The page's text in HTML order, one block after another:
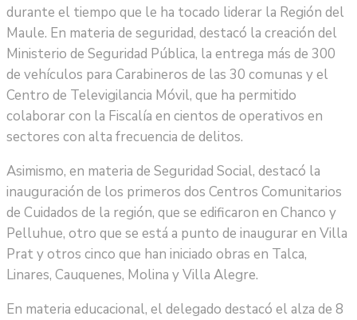
durante el tiempo que le ha tocado liderar la Región del
Maule. En materia de seguridad, destacó la creación del
Ministerio de Seguridad Pública, la entrega más de 300
de vehículos para Carabineros de las 30 comunas y el
Centro de Televigilancia Móvil, que ha permitido
colaborar con la Fiscalía en cientos de operativos en
sectores con alta frecuencia de delitos.
Asimismo, en materia de Seguridad Social, destacó la
inauguración de los primeros dos Centros Comunitarios
de Cuidados de la región, que se edificaron en Chanco y
Pelluhue, otro que se está a punto de inaugurar en Villa
Prat y otros cinco que han iniciado obras en Talca,
Linares, Cauquenes, Molina y Villa Alegre.
En materia educacional, el delegado destacó el alza de 8